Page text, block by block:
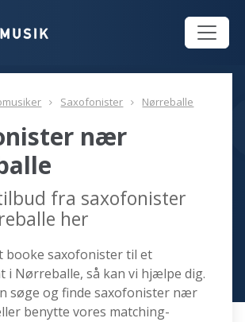
Saxofonister Nørreballe
nær
fra saxofonister
her
booke saxofonister til et
i Nørreballe, så kan vi hjælpe dig.
søge og finde saxofonister nær
benytte vores matching-